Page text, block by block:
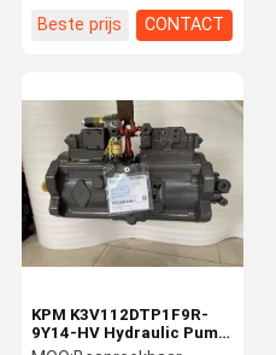
Beste prijs
CONTACT
KPM K3V112DTP1F9R-
9Y14-HV Hydraulic Pump
For Sumitomo SH210-5